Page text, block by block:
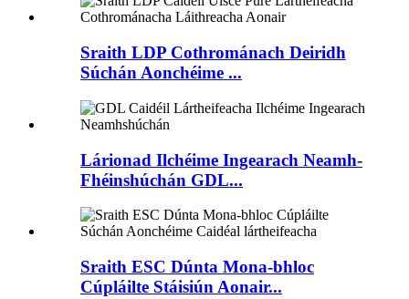
Sraith LDP Cothrománach Deiridh
Súchán Aonchéime ...
Lárionad Ilchéime Ingearach Neamh-
Fhéinshúchán GDL...
Sraith ESC Dúnta Mona-bhloc
Cúpláilte Stáisiún Aonair...